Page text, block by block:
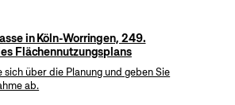
in Köln-Worringen, 249.
Flächennutzungsplans
sich über die Planung und geben Sie
ab.